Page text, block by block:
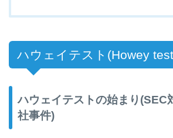
ハウェイテスト (Howey
ハウェイテストの始まり(SEC
社事件)